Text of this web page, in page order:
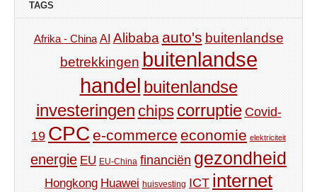
TAGS
Afrika - China AI Alibaba auto's buitenlandse
betrekkingen buitenlandse
handel buitenlandse
investeringen chips corruptie Covid-
19 CPC e-commerce economie elektriciteit
energie EU EU-China financiën gezondheid
Hongkong Huawei huisvesting ICT internet